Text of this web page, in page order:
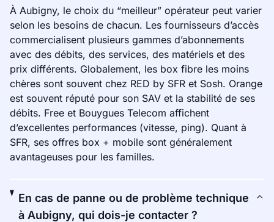
À Aubigny, le choix du “meilleur” opérateur peut varier
selon les besoins de chacun. Les fournisseurs d’accès
commercialisent plusieurs gammes d’abonnements
avec des débits, des services, des matériels et des
prix différents. Globalement, les box fibre les moins
chères sont souvent chez RED by SFR et Sosh. Orange
est souvent réputé pour son SAV et la stabilité de ses
débits. Free et Bouygues Telecom affichent
d’excellentes performances (vitesse, ping). Quant à
SFR, ses offres box + mobile sont généralement
avantageuses pour les familles.
En cas de panne ou de problème technique
à Aubigny, qui dois-je contacter ?